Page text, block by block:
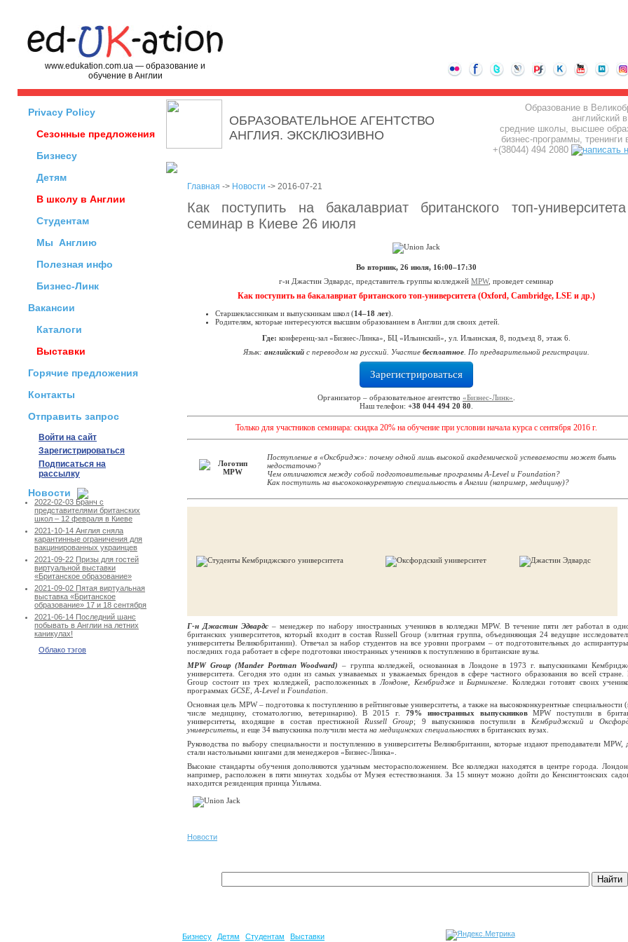
www.edukation.com.ua — образование и
обучение в Англии
Privacy Policy
Сезонные предложения
Бизнесу
Детям
В школу в Англии
Студентам
Мы Англию
Полезная инфо
Бизнес-Линк
Вакансии
Каталоги
Выставки
Горячие предложения
Контакты
Отправить запрос
Войти на сайт
Зарегистрироваться
Подписаться на
рассылку
Новости
2022-02-03 Бранч с
представителями британских
школ – 12 февраля в Киеве
2021-10-14 Англия сняла
карантинные ограничения для
вакцинированных украинцев
2021-09-22 Призы для гостей
виртуальной выставки
«Британское образование»
2021-09-02 Пятая виртуальная
выставка «Британское
образование» 17 и 18 сентября
2021-06-14 Последний шанс
побывать в Англии на летних
каникулах!
Облако тэгов
ОБРАЗОВАТЕЛЬНОЕ АГЕНТСТВО
АНГЛИЯ. ЭКСКЛЮЗИВНО
Образование в
английский
средние школы, высшее
бизнес-программы, тренинги
+(38044) 494 2080
Главная -> Новости -> 2016-07-21
Как поступить на бакалавриат британского топ-
семинар в Киеве 26 июля
Во вторник, 26 июля, 16:00–17:30
г-н Джастин Эдвардс, представитель группы колледжей MPW, проведет семинар
Как поступить на бакалавриат британского топ-университета (Oxford, Cambridge, LSE и др.)
Старшеклассникам и выпускникам школ (14–18 лет).
Родителям, которые интересуются высшим образованием в Англии для своих детей.
Где: конференц-зал «Бизнес-Линка», БЦ «Ильинский», ул. Ильинская, 8, подъезд 8, этаж 6.
Язык: английский с переводом на русский. Участие бесплатное По предварительной регистрации.
Зарегистрироваться
Организатор – образовательное агентство «Бизнес-Линк»
Наш телефон: +38 044 494 20 80
Только для участников семинара: скидка 20% на обучение при условии начала курса с сентября 2016 г.
Поступление в «Оксбридж»: почему одной лишь высокой академической успеваемости может быть
недостаточно?
Чем отличаются между собой подготовительные программы A-Level и Foundation?
Как поступить на высококонкурентную специальность в Англии (например, медицину)?
Г-н Джастин Эдвардс – менеджер по набору иностранных учеников в колледжи MPW. В течение пяти лет работал в
британских университетов, который входит в состав Russell Group (элитная группа, объединяющая 24 ведущие
университеты Великобритании). Отвечал за набор студентов на все уровни программ – от подготовительных до
последних года работает в сфере подготовки иностранных учеников к поступлению в британские вузы.
MPW Group (Mander Portman Woodward) – группа колледжей, основанная в Лондоне в 1973 г. выпускниками
университета. Сегодня это один из самых узнаваемых и уважаемых брендов в сфере частного образования во всей стране.
Group состоит из трех колледжей, расположенных в Лондоне Кембриджеи Бирмингеме . Колледжи готовят своих
программах GCSE, A-Level и Foundation
Основная цель MPW – подготовка к поступлению в рейтинговые университеты, а также на высококонкурентные специальности
числе медицину, стоматологию, ветеринарию). В 2015 г.
79% иностранных выпускниковMPW поступили в
университеты, входящие в состав престижной Russell Group; 9 выпускников поступили в
Кембриджский и
университеты , и еще 34 выпускника получили места на медицинских специальностях в британских вузах.
Руководства по выбору специальности и поступлению в университеты Великобритании, которые издают преподаватели MPW,
стали настольными книгами для менеджеров «Бизнес-Линка».
Высокие стандарты обучения дополняются удачным месторасположением. Все колледжи находятся в центре города.
например, расположен в пяти минутах ходьбы от Музея естествознания. За 15 минут можно дойти до Кенсингтонских
находится резиденция принца Уильяма.
Новости
Бизнесу Детям Студентам Выставки